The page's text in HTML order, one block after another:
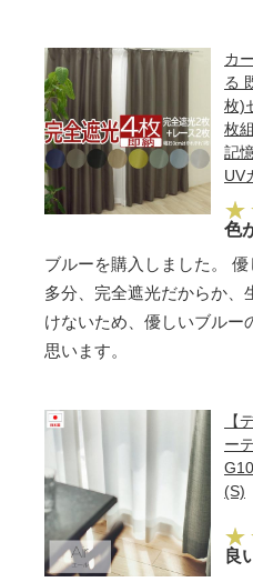
カ
る
枚)
枚
記
UV
色
ブルーを購入しました。 優
多分、完全遮光だからか、
けないため、優しいブルー
思います。
【
ー
(S)
良